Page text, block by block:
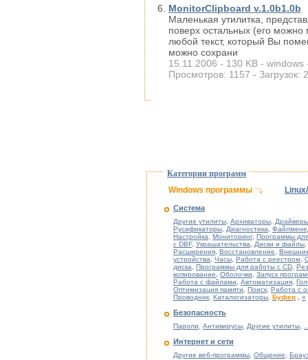
MonitorClipboard v.1.0b1.0b
Маленькая утилитка,
поверх остальных (его можно
любой текст, который Вы
можно сохрани
15.11.2006 - 130 KB -
Просмотров: 1157 - Загрузок:
Категории программ
Windows программы
Система
Другие утилиты, Архиваторы,
Русификаторы, Диагностика,
Настройка, Мониторинг, Программы
с DBF, Украшательства, Диски и файлы,
Расширения, Восстановление,
устройства, Часы, Работа с реестром,
диска, Программы для работы с CD,
копирование, Оболочки, Запуск
Работа с файлами, Автоматизация,
Оптимизация памяти, Поиск, Работа с
Проводник, Каталогизаторы, Буфер , «
Безопасность
Пароли, Антивирусы, Другие утилиты,
Интернет и сети
Другие веб-программы, Общение,